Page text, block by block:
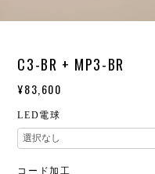
C3-BR + MP3-BR
¥83,600
LED電球
コード加工